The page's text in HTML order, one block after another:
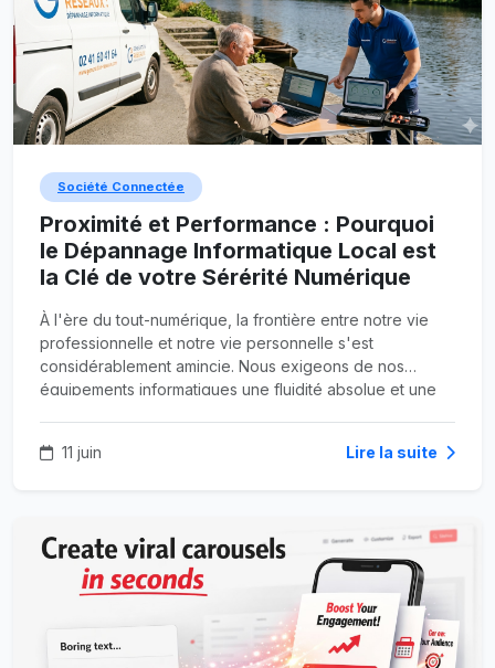
Société Connectée
Proximité et Performance : Pourquoi
le Dépannage Informatique Local est
la Clé de votre Sérérité Numérique
À l'ère du tout-numérique, la frontière entre notre vie
professionnelle et notre vie personnelle s'est
considérablement amincie. Nous exigeons de nos
équipements informatiques une fluidité absolue et une
obligations administratives d'un foyer, ou de piloter
11 juin Lire la suite